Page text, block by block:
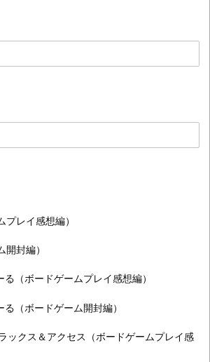
レイ感想編）
封編）
（ボードゲームプレイ感想編）
（ボードゲーム開封編）
ックス＆アクセス（ボードゲームプレイ感